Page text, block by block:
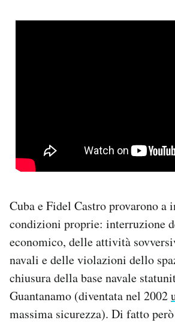
Cuba e Fidel Castro provarono a
condizioni proprie: interruzione
economico, delle attività
navali e delle violazioni dello
chiusura della base navale
Guantanamo (diventata nel 2002
massima sicurezza). Di fatto